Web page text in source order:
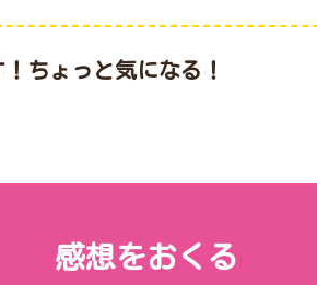
ちょっと気になる！
感想をおくる